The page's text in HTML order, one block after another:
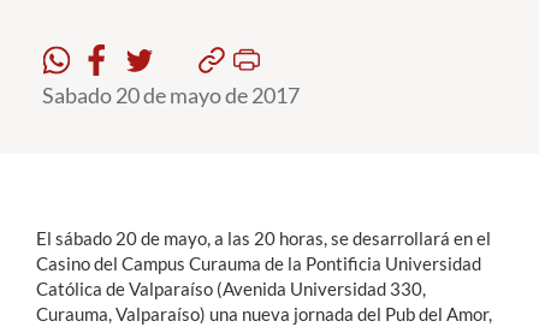
Postgrado
Académicos
Funcionarios
Sabado 20 de mayo de 2017
El sábado 20 de mayo, a las 20 horas, se desarrollará en el
Casino del Campus Curauma de la Pontificia Universidad
Católica de Valparaíso (Avenida Universidad 330,
Curauma, Valparaíso) una nueva jornada del Pub del Amor,